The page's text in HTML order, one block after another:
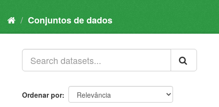
Conjuntos de dados
Ordenar por